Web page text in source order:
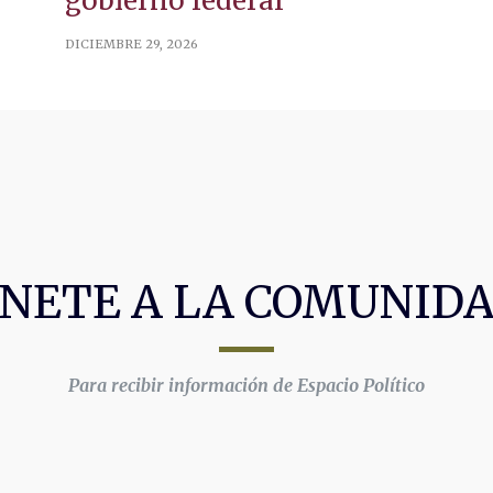
DICIEMBRE 29, 2026
A LA
Para recibir información de Espacio Político